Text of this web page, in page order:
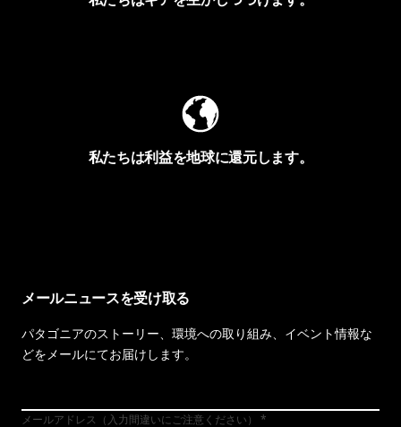
私たちは利益を地球に還元します。
メールニュースを受け取る
パタゴニアのストーリー、環境への取り組み、イベント情報な
どをメールにてお届けします。
メールアドレス（入力間違いにご注意ください）